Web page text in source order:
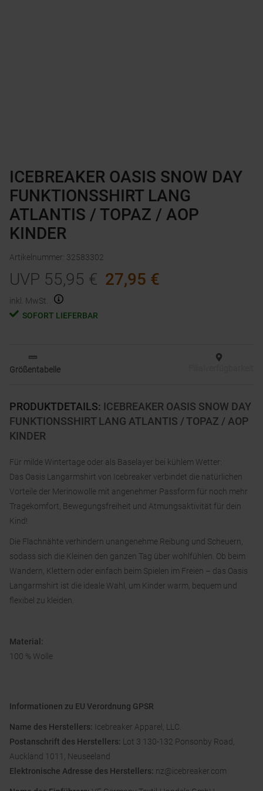
PRODUKTDETAILS: ICEBREAKER OASIS SNOW DAY
FUNKTIONSSHIRT LANG ATLANTIS / TOPAZ / AOP
KINDER
Für milde Wintertage oder als Baselayer bei kühlem Wetter:
Das Oasis Langarmshirt von Icebreaker verbindet die natürlichen
Vorteile der Merinowolle mit angenehmer Passform für noch mehr
Tragekomfort, Bewegungsfreiheit und Atmungsaktivität für dein
Kind!
Die Flachnähte verhindern unangenehme Reibung und Scheuern,
sodass sich die Kleinen den ganzen Tag über wohlfühlen. Ob beim
Wandern, Klettern oder einfach beim Spielen im Freien – das Oasis
Langarmshirt ist die ideale Wahl, um Kinder warm, bequem und
flexibel zu kleiden.
Material:
100 % Wolle
Informationen zu EU Verordnung GPSR
Name des Herstellers: Icebreaker Apparel, LLC.
Postanschrift des Herstellers: Lot 3 130-132 Ponsonby Road,
Auckland 1011, Neuseeland
Elektronische Adresse des Herstellers: nz@icebreaker.com
ICEBREAKER OASIS SNOW DAY
FUNKTIONSSHIRT LANG
ATLANTIS / TOPAZ / AOP
KINDER
Artikelnummer: 32583302
UVP 55,95 € 27,95 €
inkl. MwSt.
SOFORT LIEFERBAR
Größentabelle